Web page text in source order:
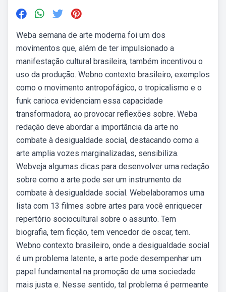
Weba semana de arte moderna foi um dos
movimentos que, além de ter impulsionado a
manifestação cultural brasileira, também incentivou o
uso da produção. Webno contexto brasileiro, exemplos
como o movimento antropofágico, o tropicalismo e o
funk carioca evidenciam essa capacidade
transformadora, ao provocar reflexões sobre. Weba
redação deve abordar a importância da arte no
combate à desigualdade social, destacando como a
arte amplia vozes marginalizadas, sensibiliza.
Webveja algumas dicas para desenvolver uma redação
sobre como a arte pode ser um instrumento de
combate à desigualdade social. Webelaboramos uma
lista com 13 filmes sobre artes para você enriquecer
repertório sociocultural sobre o assunto. Tem
biografia, tem ficção, tem vencedor de oscar, tem.
Webno contexto brasileiro, onde a desigualdade social
é um problema latente, a arte pode desempenhar um
papel fundamental na promoção de uma sociedade
mais justa e. Nesse sentido, tal problema é permeante